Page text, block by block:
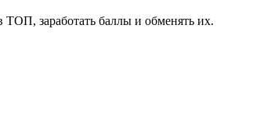
заработать баллы и обменять их.